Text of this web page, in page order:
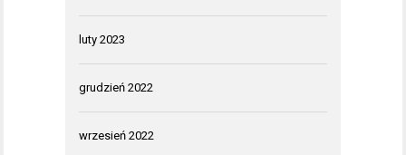
luty 2023
grudzień 2022
wrzesień 2022